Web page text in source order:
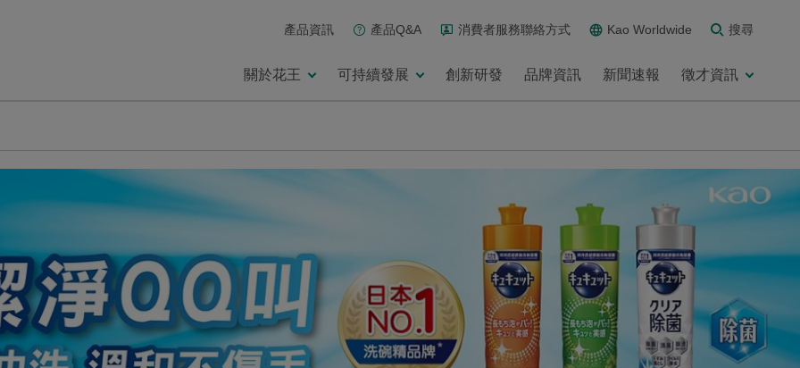
產品資訊 產品Q&A 消費者服務聯絡方式 Kao Worldwide 搜尋
關於花王 可持續發展 創新研發 品牌資訊 新聞速報 徵才資訊